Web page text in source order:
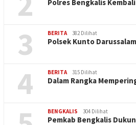
Polres Bengkalis
3 BERITA 382 Dilihat
Polsek Kunto
4 BERITA 315 Dilihat
Dalam Rangka
BENGKALIS 304 Dilihat
Pemkab Bengkalis